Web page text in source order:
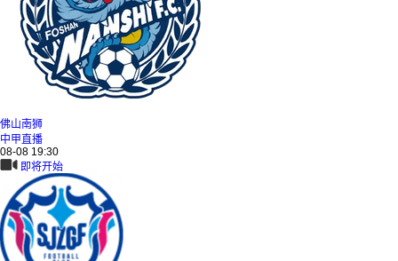
佛山南狮
中甲直播
08-08 19:30
即将开始